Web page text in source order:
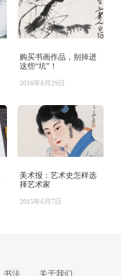
购买书画作品，别掉进
这些“坑”！
2016年8月29日
美术报：艺术史怎样选
择艺术家
2015年6月7日
书法 关于我们